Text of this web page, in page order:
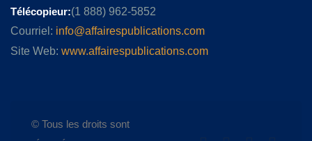
Télécopieur:(1 888) 962-5852
Courriel: info@affairespublications.com
Site Web: www.affairespublications.com
© Tous les droits sont